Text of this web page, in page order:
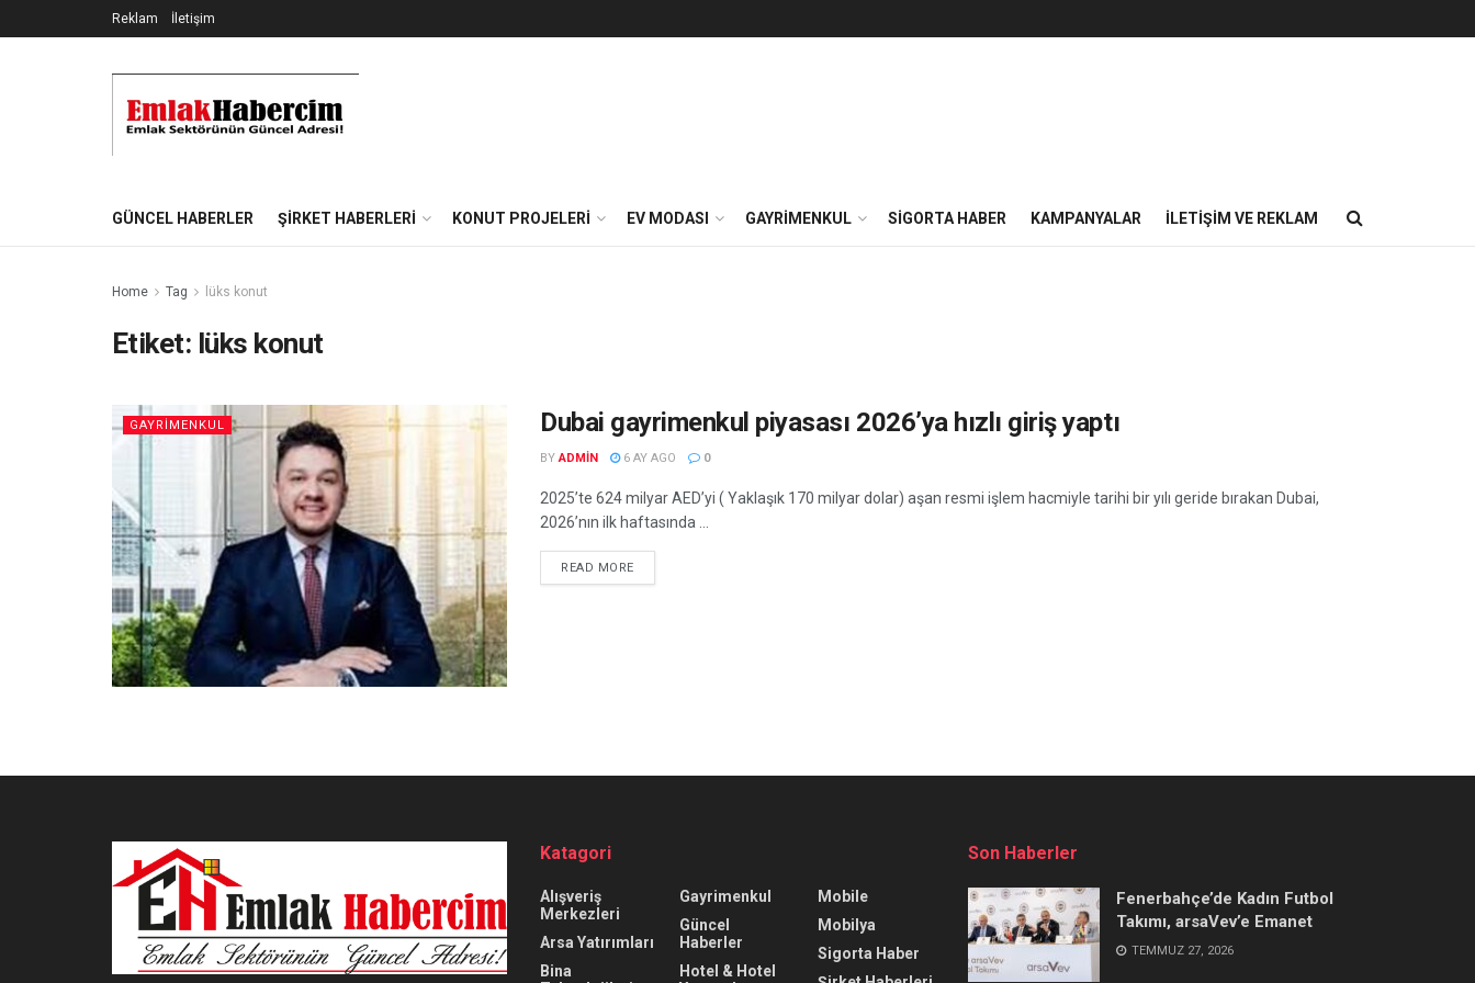
Reklam İletişim
GÜNCEL HABERLER ŞIRKET HABERLERI KONUT PROJELERI EV MODASI GAYRIMENKUL SIGORTA HABER KAMPANYALAR İLETIŞIM VE REKLAM
Home Tag lüks konut
Etiket: lüks konut
GAYRIMENKUL Dubai gayrimenkul piyasası 2026’ya hızlı giriş yaptı
BY ADMIN 6 AY AGO 0
2025’te 624 milyar AED’yi ( Yaklaşık 170 milyar dolar) aşan resmi işlem hacmiyle tarihi bir yılı geride bırakan Dubai,
2026’nın ilk haftasında ...
READ MORE
Katagori
Alışveriş
Merkezleri
Arsa Yatırımları
Bina
Gayrimenkul
Güncel
Haberler
Hotel & Hotel
Mobile
Mobilya
Sigorta Haber
Son Haberler
Fenerbahçe’de Kadın Futbol
Takımı, arsaVev’e Emanet
TEMMUZ 27, 2026